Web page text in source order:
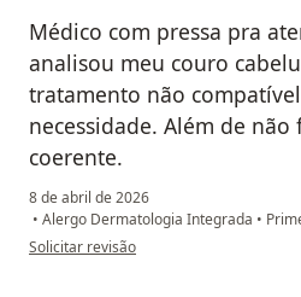
Médico com pressa pra
analisou meu couro
tratamento não
necessidade. Além de
coerente.
8 de abril de 2026
• Alergo Dermatologia Integrada •
na opinião do utilizador T.P
Solicitar revisão